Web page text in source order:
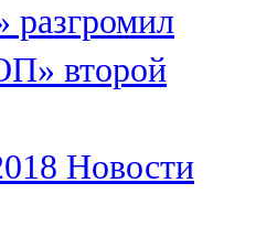
разгромил
второй
Новости